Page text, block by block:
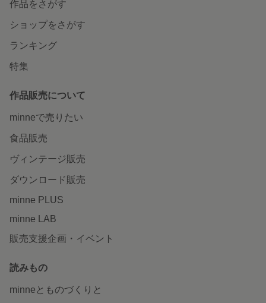
作品をさがす
ショップをさがす
ランキング
特集
作品販売について
minneで売りたい
食品販売
ヴィンテージ販売
ダウンロード販売
minne PLUS
minne LAB
販売支援企画・イベント
読みもの
minneとものづくりと